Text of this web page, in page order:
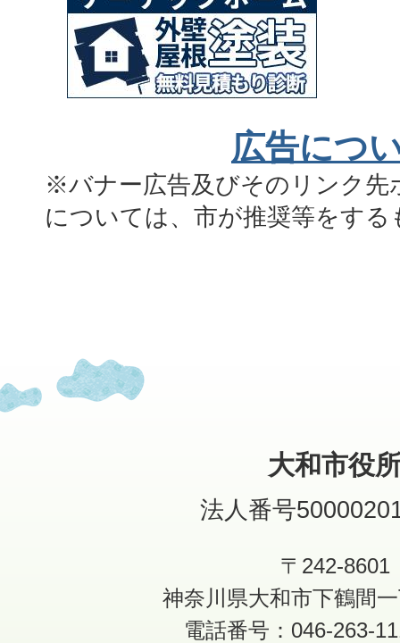
広告につ
※バナー広告及びそのリンク先
については、市が推奨等をす
大和市役
法人番号
〒242-8601
神奈川県大和市下鶴間
電話番号：046-263-